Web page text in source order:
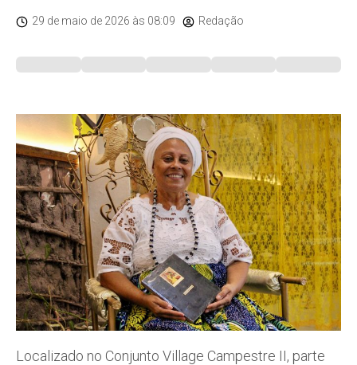
29 de maio de 2026 às 08:09 Redação
Localizado no Conjunto Village Campestre II, parte